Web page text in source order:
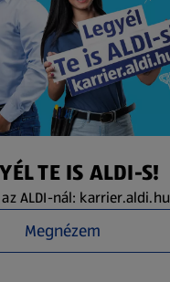
TE IS ALDI-S!
ALDI-nál: karrier.aldi.hu
Megnézem